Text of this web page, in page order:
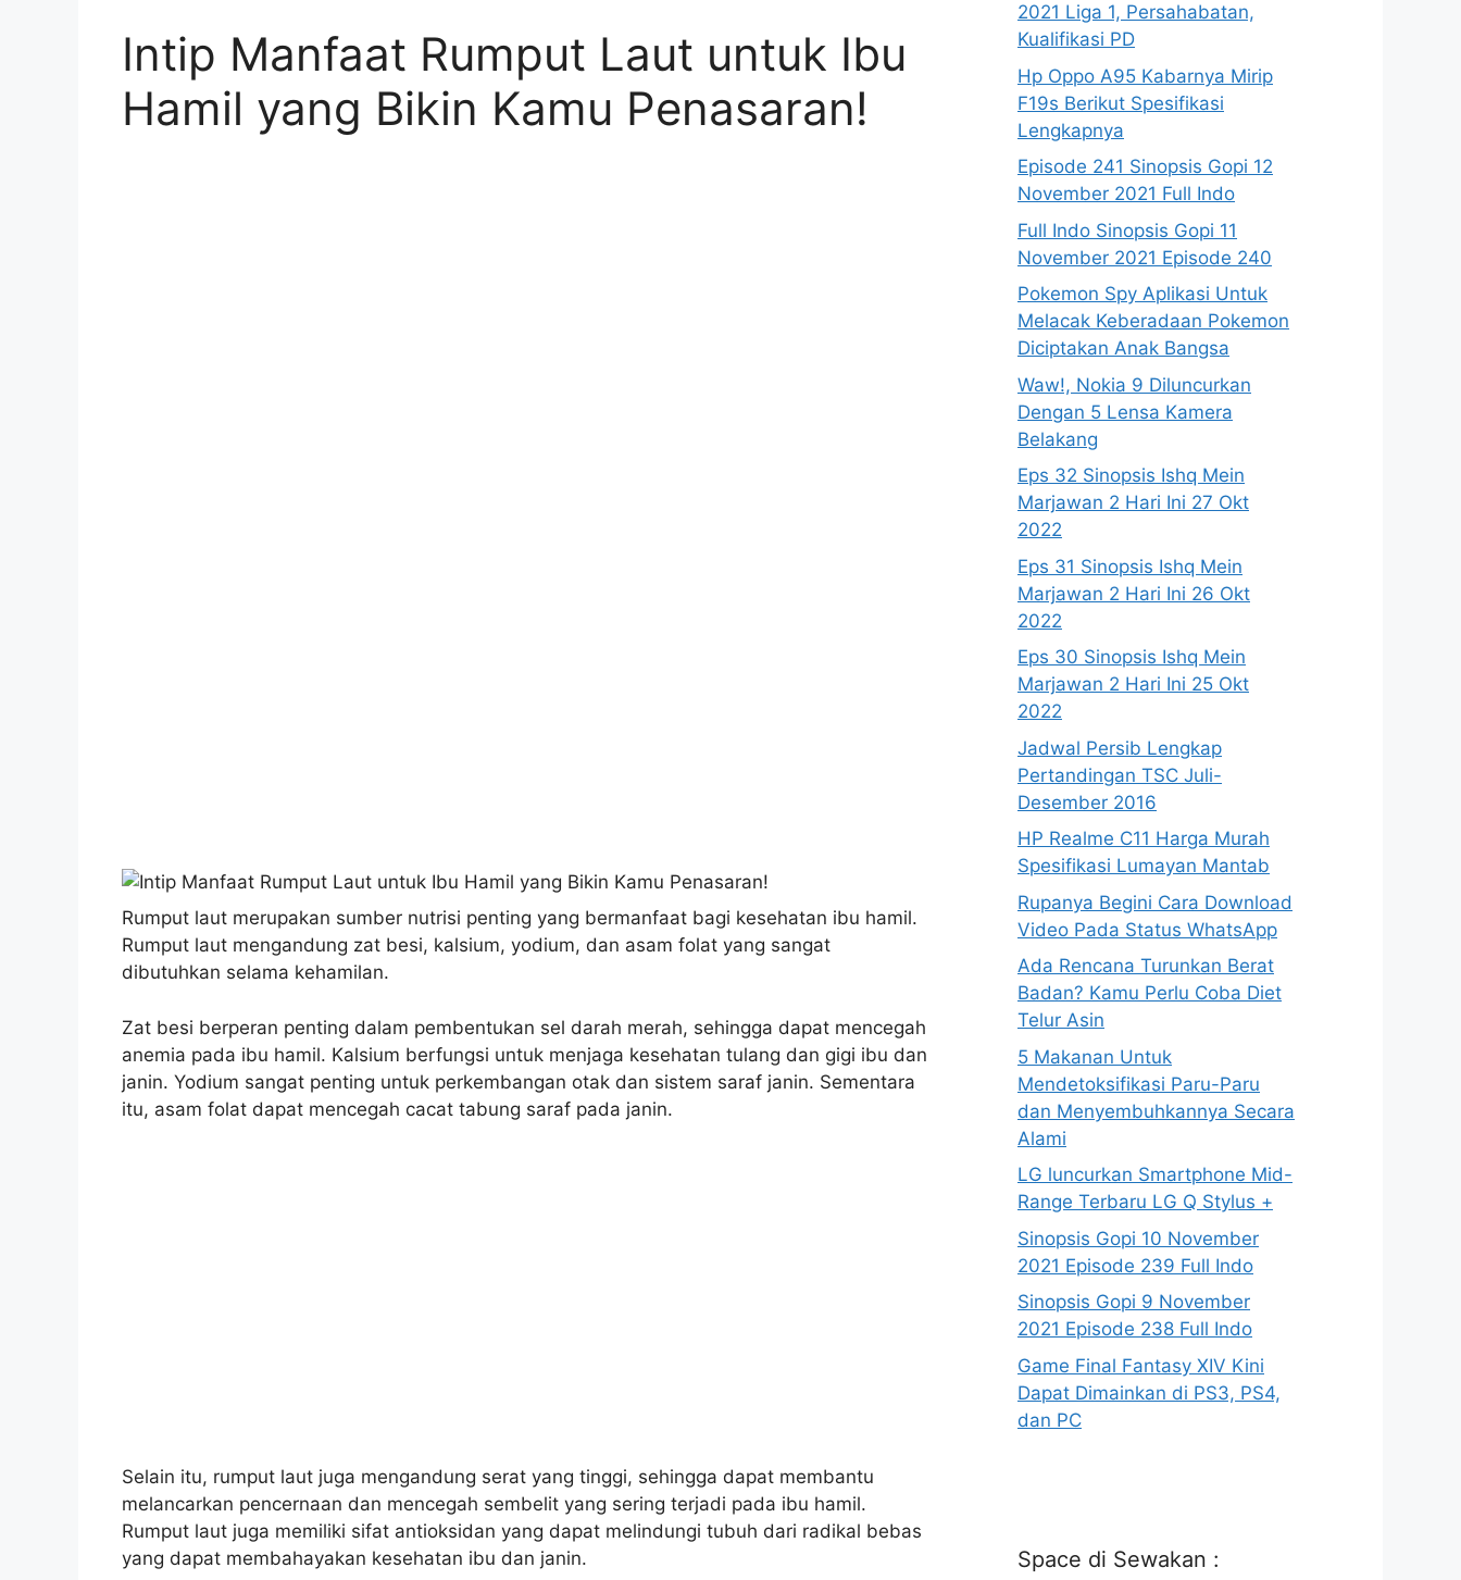
Intip Manfaat Rumput Laut untuk Ibu
Hamil yang Bikin Kamu Penasaran!
Rumput laut merupakan sumber nutrisi penting yang bermanfaat bagi kesehatan ibu hamil.
Rumput laut mengandung zat besi, kalsium, yodium, dan asam folat yang sangat
dibutuhkan selama kehamilan.
Zat besi berperan penting dalam pembentukan sel darah merah, sehingga dapat mencegah
anemia pada ibu hamil. Kalsium berfungsi untuk menjaga kesehatan tulang dan gigi ibu dan
janin. Yodium sangat penting untuk perkembangan otak dan sistem saraf janin. Sementara
itu, asam folat dapat mencegah cacat tabung saraf pada janin.
Selain itu, rumput laut juga mengandung serat yang tinggi, sehingga dapat membantu
melancarkan pencernaan dan mencegah sembelit yang sering terjadi pada ibu hamil.
Rumput laut juga memiliki sifat antioksidan yang dapat melindungi tubuh dari radikal bebas
yang dapat membahayakan kesehatan ibu dan janin.
2021 Liga 1, Persahabatan,
Kualifikasi PD
Hp Oppo A95 Kabarnya Mirip
F19s Berikut Spesifikasi
Lengkapnya
Episode 241 Sinopsis Gopi 12
November 2021 Full Indo
Full Indo Sinopsis Gopi 11
November 2021 Episode 240
Pokemon Spy Aplikasi Untuk
Melacak Keberadaan Pokemon
Diciptakan Anak Bangsa
Waw!, Nokia 9 Diluncurkan
Dengan 5 Lensa Kamera
Belakang
Eps 32 Sinopsis Ishq Mein
Marjawan 2 Hari Ini 27 Okt
2022
Eps 31 Sinopsis Ishq Mein
Marjawan 2 Hari Ini 26 Okt
2022
Eps 30 Sinopsis Ishq Mein
Marjawan 2 Hari Ini 25 Okt
2022
Jadwal Persib Lengkap
Pertandingan TSC Juli-
Desember 2016
HP Realme C11 Harga Murah
Spesifikasi Lumayan Mantab
Rupanya Begini Cara Download
Video Pada Status WhatsApp
Ada Rencana Turunkan Berat
Badan? Kamu Perlu Coba Diet
Telur Asin
5 Makanan Untuk
Mendetoksifikasi Paru-Paru
dan Menyembuhkannya Secara
Alami
LG luncurkan Smartphone Mid-
Range Terbaru LG Q Stylus +
Sinopsis Gopi 10 November
2021 Episode 239 Full Indo
Sinopsis Gopi 9 November
2021 Episode 238 Full Indo
Game Final Fantasy XIV Kini
Dapat Dimainkan di PS3, PS4,
dan PC
Space di Sewakan :